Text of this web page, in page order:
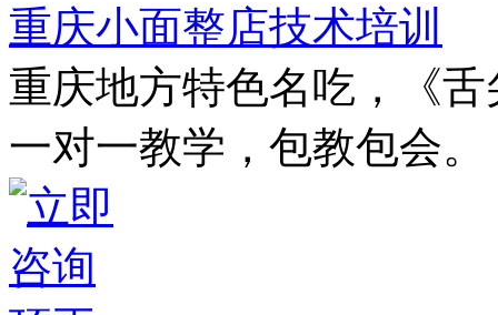
重庆小面整店技术培训
重庆地方特色名吃，《
一对一教学，包教包会。